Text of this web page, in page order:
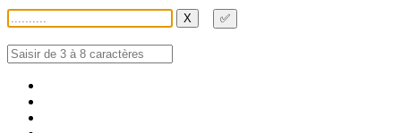
X ✅